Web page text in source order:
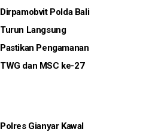
Dirpamobvit Polda Bali
Turun Langsung
Pastikan Pengamanan
TWG dan MSC ke-27
Polres Gianyar Kawal